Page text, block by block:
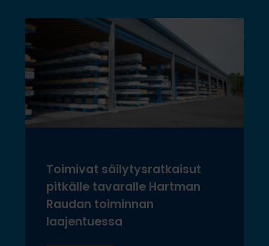
Toimivat säilytysratkaisut
pitkälle tavaralle Hartman
Raudan toiminnan
laajentuessa